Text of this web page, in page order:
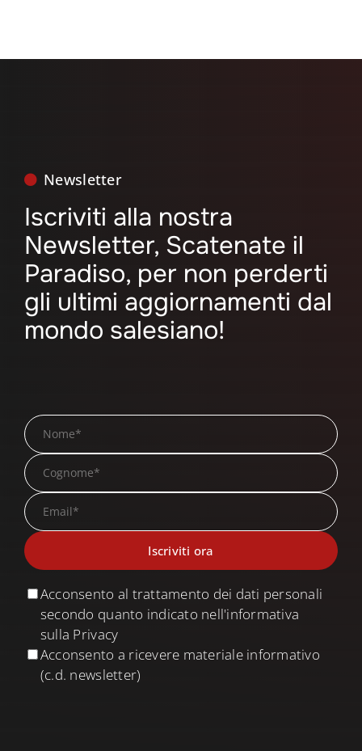
Newsletter
Iscriviti alla nostra
Newsletter, Scatenate il
Paradiso, per non perderti
gli ultimi aggiornamenti dal
mondo salesiano!
Acconsento al trattamento dei dati personali
secondo quanto indicato nell'informativa
sulla Privacy
Acconsento a ricevere materiale informativo
(c.d. newsletter)